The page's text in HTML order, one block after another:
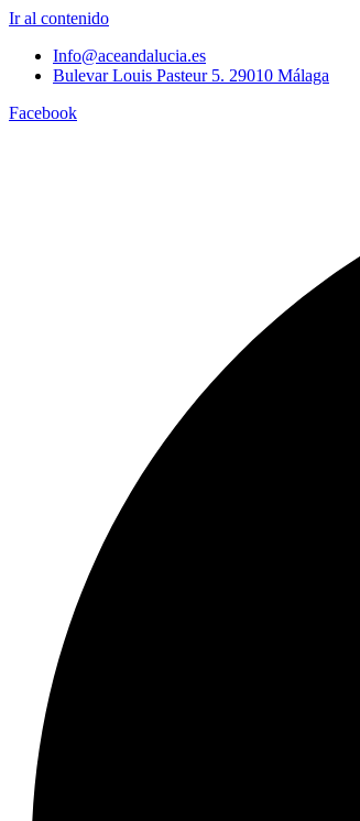
Ir al contenido
Info@aceandalucia.es
Bulevar Louis Pasteur 5. 29010 Málaga
Facebook